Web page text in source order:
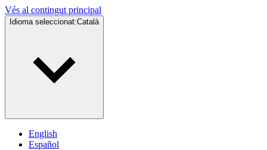
Vés al contingut principal
Idioma seleccionat:Català
English
Español